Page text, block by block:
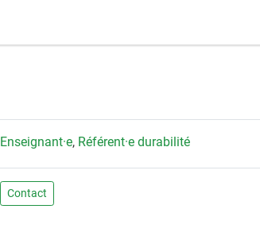
Enseignant·e, Référent·e durabilité
Contact